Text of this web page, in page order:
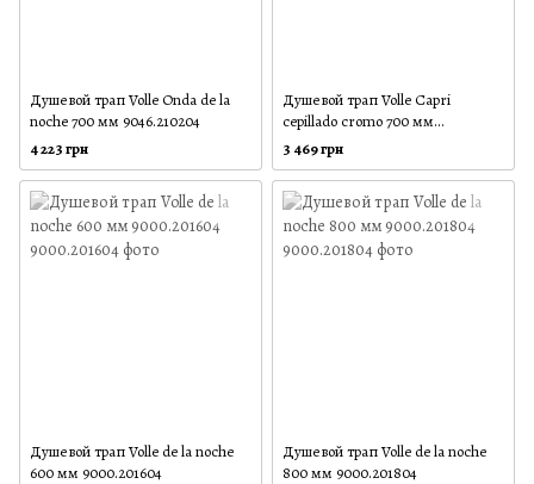
Душевой трап Volle Onda de la
noche 700 мм 9046.210204
4 223 грн
Душевой трап Volle Capri
cepillado cromo 700 мм
9046.210214
3 469 грн
Душевой трап Volle de la noche
600 мм 9000.201604
Душевой трап Volle de la noche
800 мм 9000.201804